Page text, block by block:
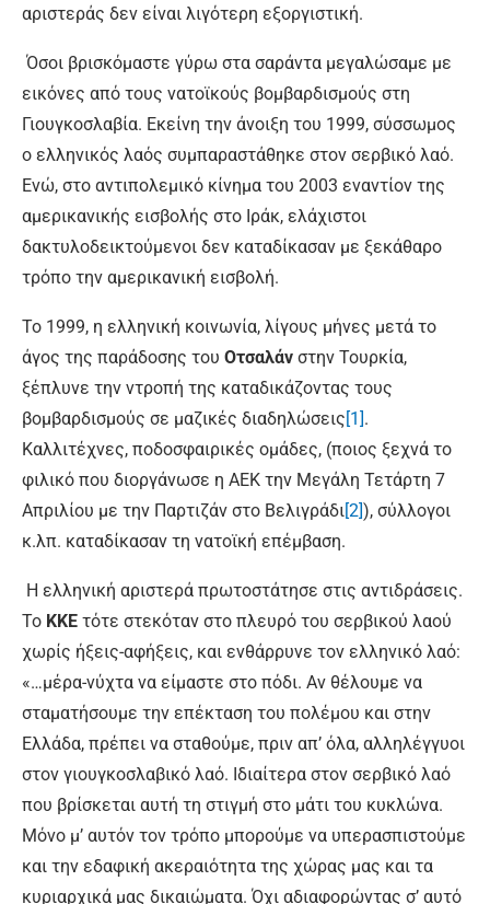
αριστεράς δεν είναι λιγότερη εξοργιστική.
Όσοι βρισκόμαστε γύρω στα σαράντα μεγαλώσαμε με
εικόνες από τους νατοϊκούς βομβαρδισμούς στη
Γιουγκοσλαβία. Εκείνη την άνοιξη του 1999, σύσσωμος
ο ελληνικός λαός συμπαραστάθηκε στον σερβικό λαό.
Ενώ, στο αντιπολεμικό κίνημα του 2003 εναντίον της
αμερικανικής εισβολής στο Ιράκ, ελάχιστοι
δακτυλοδεικτούμενοι δεν καταδίκασαν με ξεκάθαρο
τρόπο την αμερικανική εισβολή.
Το 1999, η ελληνική κοινωνία, λίγους μήνες μετά το
άγος της παράδοσης του Οτσαλάν στην Τουρκία,
ξέπλυνε την ντροπή της καταδικάζοντας τους
βομβαρδισμούς σε μαζικές διαδηλώσεις[1].
Καλλιτέχνες, ποδοσφαιρικές ομάδες, (ποιος ξεχνά το
φιλικό που διοργάνωσε η ΑΕΚ την Μεγάλη Τετάρτη 7
Απριλίου με την Παρτιζάν στο Βελιγράδι[2]), σύλλογοι
κ.λπ. καταδίκασαν τη νατοϊκή επέμβαση.
Η ελληνική αριστερά πρωτοστάτησε στις αντιδράσεις.
Το ΚΚΕ τότε στεκόταν στο πλευρό του σερβικού λαού
χωρίς ήξεις-αφήξεις, και ενθάρρυνε τον ελληνικό λαό:
«…μέρα-νύχτα να είμαστε στο πόδι. Αν θέλουμε να
σταματήσουμε την επέκταση του πολέμου και στην
Ελλάδα, πρέπει να σταθούμε, πριν απ’ όλα, αλληλέγγυοι
στον γιουγκοσλαβικό λαό. Ιδιαίτερα στον σερβικό λαό
που βρίσκεται αυτή τη στιγμή στο μάτι του κυκλώνα.
Μόνο μ’ αυτόν τον τρόπο μπορούμε να υπερασπιστούμε
και την εδαφική ακεραιότητα της χώρας μας και τα
κυριαρχικά μας δικαιώματα. Όχι αδιαφορώντας σ’ αυτό